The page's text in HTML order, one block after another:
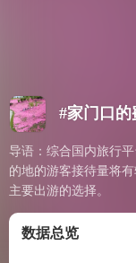
#家门口
导语：综合国内旅行
的地的游客接待量将
主要出游的选择。
数据总览